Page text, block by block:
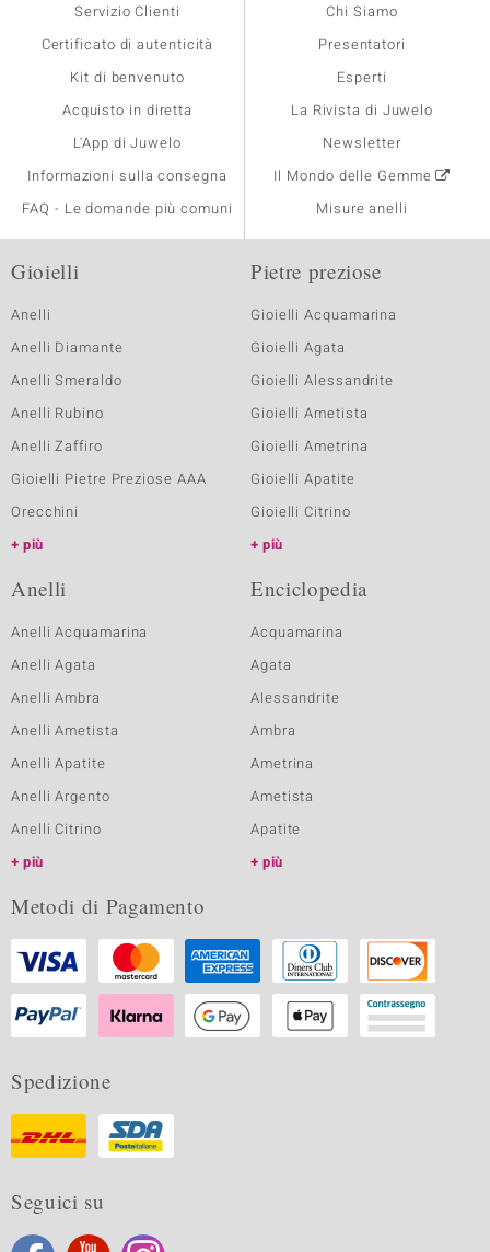
Servizio Clienti
Certificato di autenticità
Kit di benvenuto
Acquisto in diretta
L'App di Juwelo
Informazioni sulla consegna
FAQ - Le domande più comuni
Chi Siamo
Presentatori
Esperti
La Rivista di Juwelo
Newsletter
Il Mondo delle Gemme
Misure anelli
Gioielli
Anelli
Anelli Diamante
Anelli Smeraldo
Anelli Rubino
Anelli Zaffiro
Gioielli Pietre Preziose AAA
Orecchini
più
Pietre preziose
Gioielli Acquamarina
Gioielli Agata
Gioielli Alessandrite
Gioielli Ametista
Gioielli Ametrina
Gioielli Apatite
Gioielli Citrino
più
Anelli
Anelli Acquamarina
Anelli Agata
Anelli Ambra
Anelli Ametista
Anelli Apatite
Anelli Argento
Anelli Citrino
più
Enciclopedia
Acquamarina
Agata
Alessandrite
Ambra
Ametrina
Ametista
Apatite
più
Metodi di Pagamento
Spedizione
Seguici su